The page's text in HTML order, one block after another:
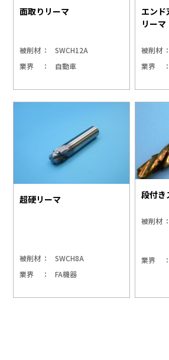
面取りリーマ
被削材
SWCH12A
業界
自動車
エンド
リーマ
被削材
業界
超硬リーマ
被削材
SWCH8A
業界
FA機器
段付き
被削材
業界